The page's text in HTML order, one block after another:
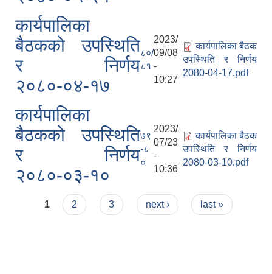
कार्यपालिका
बैठकको उपस्थिति
र निर्णय
२०८०-०४-१७
८०/
८१
2023/
09/08
-
10:27
कार्यपालिका बैठक
उपस्थिति र निर्णय
2080-04-17.pdf
कार्यपालिका
बैठकको उपस्थिति
र निर्णय
२०८०-०३-१०
७९
-८
०
2023/
07/23
-
10:36
कार्यपालिका बैठक
उपस्थिति र निर्णय
2080-03-10.pdf
Pages
1 2 3 next › last »